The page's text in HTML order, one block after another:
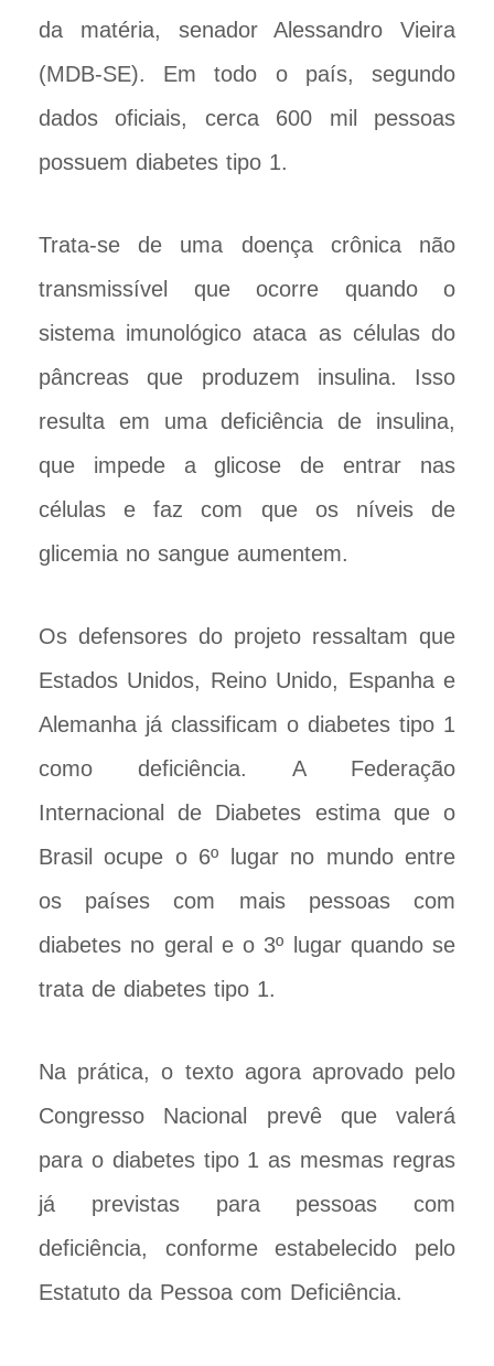
da matéria, senador Alessandro Vieira
(MDB-SE). Em todo o país, segundo
dados oficiais, cerca 600 mil pessoas
possuem diabetes tipo 1.
Trata-se de uma doença crônica não
transmissível que ocorre quando o
sistema imunológico ataca as células do
pâncreas que produzem insulina. Isso
resulta em uma deficiência de insulina,
que impede a glicose de entrar nas
células e faz com que os níveis de
glicemia no sangue aumentem.
Os defensores do projeto ressaltam que
Estados Unidos, Reino Unido, Espanha e
Alemanha já classificam o diabetes tipo 1
como deficiência. A Federação
Internacional de Diabetes estima que o
Brasil ocupe o 6º lugar no mundo entre
os países com mais pessoas com
diabetes no geral e o 3º lugar quando se
trata de diabetes tipo 1.
Na prática, o texto agora aprovado pelo
Congresso Nacional prevê que valerá
para o diabetes tipo 1 as mesmas regras
já previstas para pessoas com
deficiência, conforme estabelecido pelo
Estatuto da Pessoa com Deficiência.